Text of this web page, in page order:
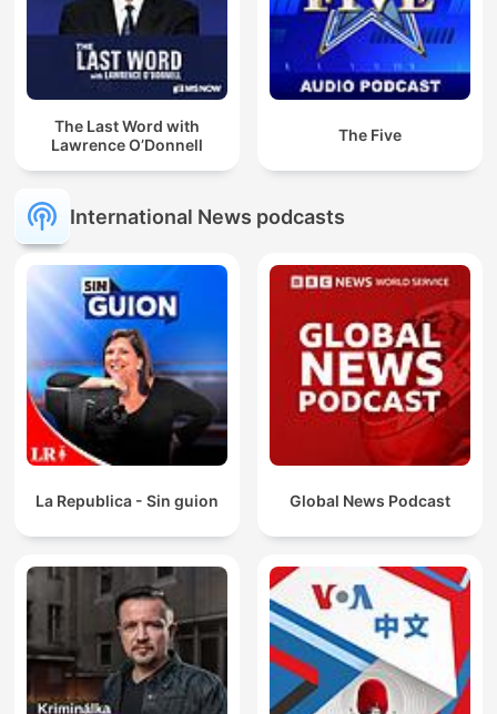
The Last Word with
Lawrence O’Donnell
The Five
International News podcasts
La Republica - Sin guion Global News Podcast